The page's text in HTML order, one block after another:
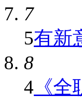
7
5有新
8
4 《